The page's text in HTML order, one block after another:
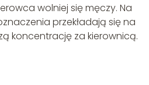
wolniej się męczy. Na
przekładają się na
koncentrację za kierownicą.